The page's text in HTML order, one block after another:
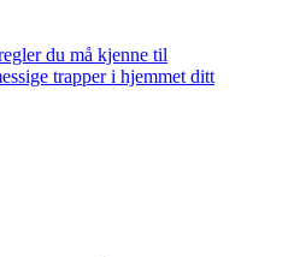
du må kjenne til
trapper i hjemmet ditt